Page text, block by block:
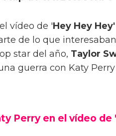
vídeo de 'Hey Hey
de lo que
star del año, Taylor
guerra con Katy
Perry en el vídeo